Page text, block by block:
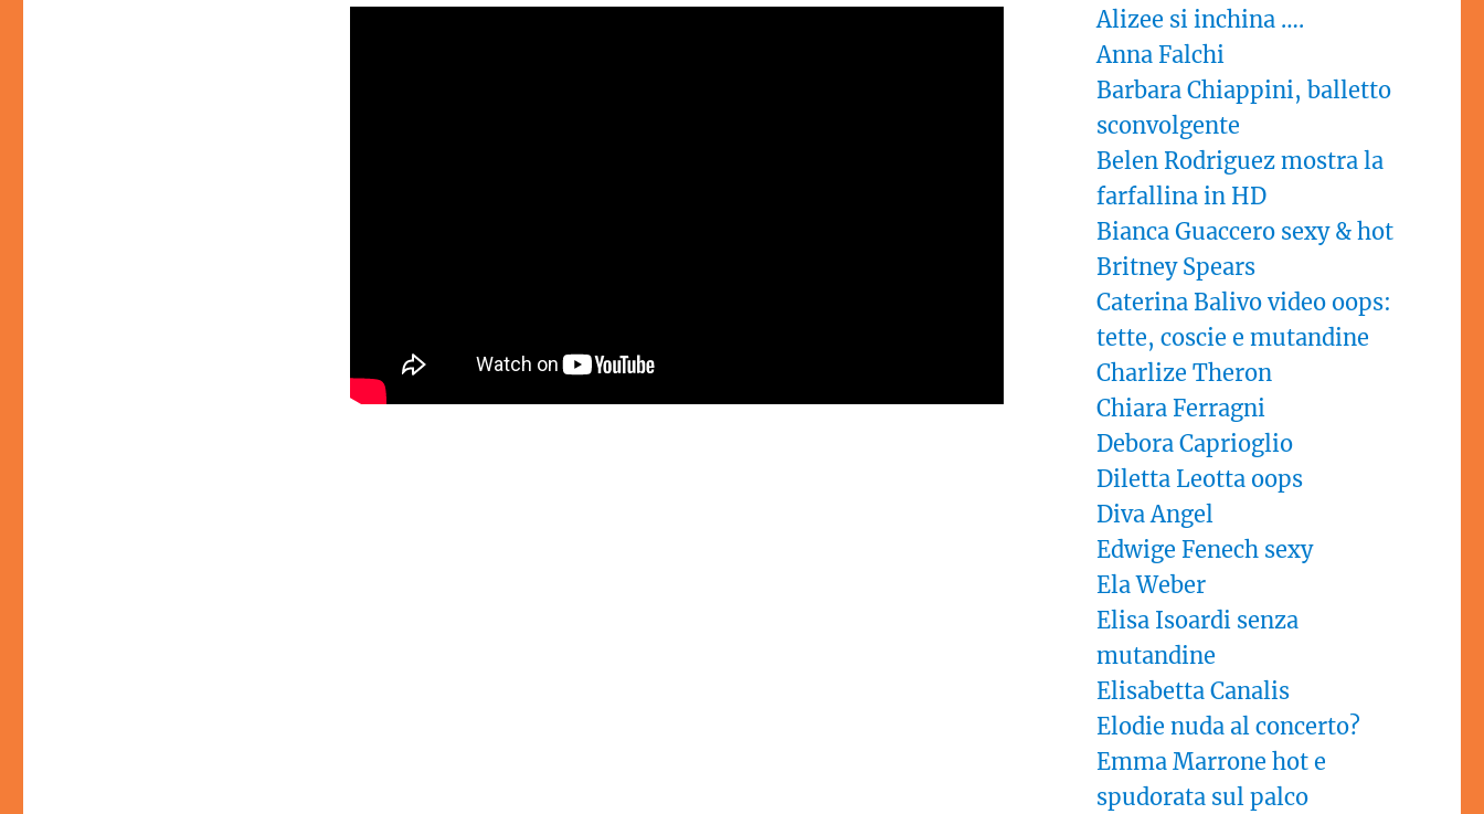
Alizee si inchina ….
Anna Falchi
Barbara Chiappini, balletto
sconvolgente
Belen Rodriguez mostra la
farfallina in HD
Bianca Guaccero sexy & hot
Britney Spears
Caterina Balivo video oops:
tette, coscie e mutandine
Charlize Theron
Chiara Ferragni
Debora Caprioglio
Diletta Leotta oops
Diva Angel
Edwige Fenech sexy
Ela Weber
Elisa Isoardi senza
mutandine
Elisabetta Canalis
Elodie nuda al concerto?
Emma Marrone hot e
spudorata sul palco